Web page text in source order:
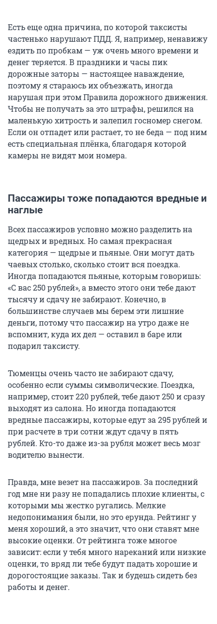
Есть еще одна причина, по которой таксисты
частенько нарушают ПДД. Я, например, ненавижу
ездить по пробкам — уж очень много времени и
денег теряется. В праздники и часы пик
дорожные заторы — настоящее наваждение,
поэтому я стараюсь их объезжать, иногда
нарушая при этом Правила дорожного движения.
Чтобы не получать за это штрафы, решился на
маленькую хитрость и залепил госномер снегом.
Если он отпадет или растает, то не беда — под ним
есть специальная плёнка, благодаря которой
камеры не видят мои номера.
Пассажиры тоже попадаются вредные и
наглые
Всех пассажиров условно можно разделить на
щедрых и вредных. Но самая прекрасная
категория — щедрые и пьяные. Они могут дать
чаевых столько, сколько стоит вся поездка.
Иногда попадаются пьяные, которым говоришь:
«С вас 250 рублей», а вместо этого они тебе дают
тысячу и сдачу не забирают. Конечно, в
большинстве случаев мы берем эти лишние
деньги, потому что пассажир на утро даже не
вспомнит, куда их дел — оставил в баре или
подарил таксисту.
Тюменцы очень часто не забирают сдачу,
особенно если суммы символические. Поездка,
например, стоит 220 рублей, тебе дают 250 и сразу
выходят из салона. Но иногда попадаются
вредные пассажиры, которые едут за 295 рублей и
при расчете в три сотни ждут сдачу в пять
рублей. Кто-то даже из-за рубля может весь мозг
водителю вынести.
Правда, мне везет на пассажиров. За последний
год мне ни разу не попадались плохие клиенты, с
которыми мы жестко ругались. Мелкие
недопонимания были, но это ерунда. Рейтинг у
меня хороший, а это значит, что они ставят мне
высокие оценки. От рейтинга тоже многое
зависит: если у тебя много нареканий или низкие
оценки, то вряд ли тебе будут падать хорошие и
дорогостоящие заказы. Так и будешь сидеть без
работы и денег.